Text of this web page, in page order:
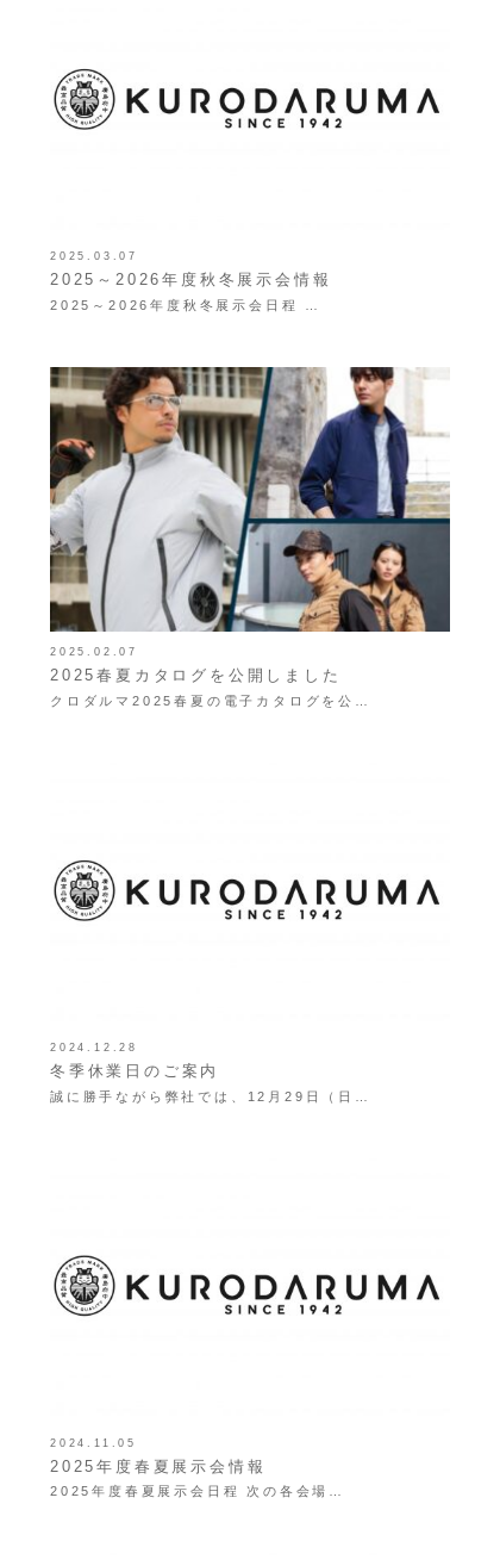
2025.03.07
2025～2026年度秋冬展示会情報
2025～2026年度秋冬展示会日程 …
2025.02.07
2025春夏カタログを公開しました
クロダルマ2025春夏の電子カタログを公…
2024.12.28
冬季休業日のご案内
誠に勝手ながら弊社では、12月29日（日…
2024.11.05
2025年度春夏展示会情報
2025年度春夏展示会日程 次の各会場…